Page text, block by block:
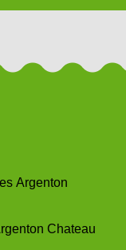
Argenton
Chateau